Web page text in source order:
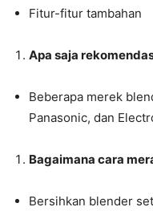
Fitur-fitur tambahan
Apa saja
Beberapa merek
Panasonic, dan
Bagaimana cara
Bersihkan blender